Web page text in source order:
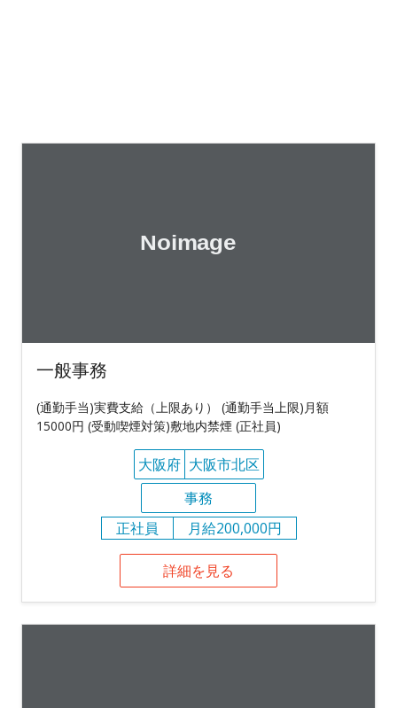
一般事務
(通勤手当)実費支給（上限あり） (通勤手当上限)月額
15000円 (受動喫煙対策)敷地内禁煙 (正社員)
大阪府 大阪市北区
事務
正社員
月給200,000円
詳細を見る